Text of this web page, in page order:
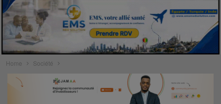
Home Société